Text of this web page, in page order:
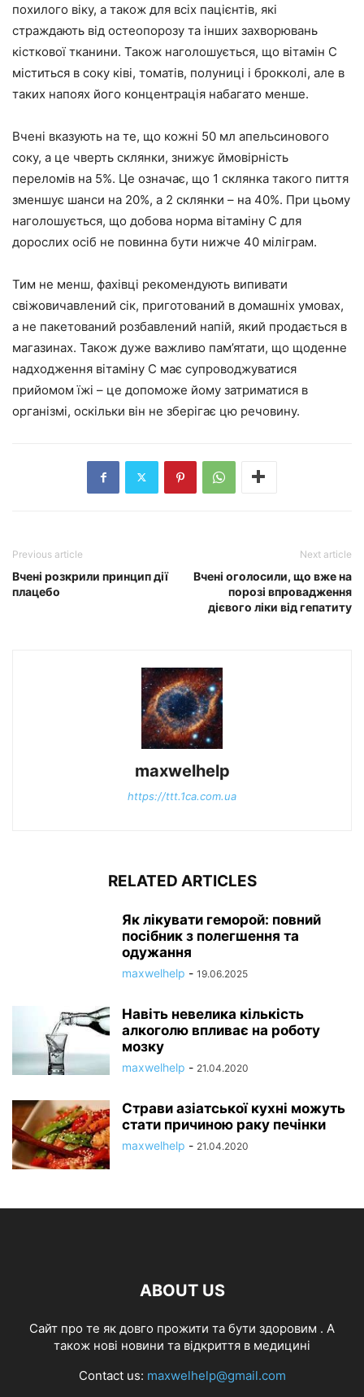
похилого віку, а також для всіх пацієнтів, які
страждають від остеопорозу та інших захворювань
кісткової тканини. Також наголошується, що вітамін С
міститься в соку ківі, томатів, полуниці і брокколі, але в
таких напоях його концентрація набагато менше.
Вчені вказують на те, що кожні 50 мл апельсинового
соку, а це чверть склянки, знижує ймовірність
переломів на 5%. Це означає, що 1 склянка такого пиття
зменшує шанси на 20%, а 2 склянки – на 40%. При цьому
наголошується, що добова норма вітаміну С для
дорослих осіб не повинна бути нижче 40 міліграм.
Тим не менш, фахівці рекомендують випивати
свіжовичавлений сік, приготований в домашніх умовах,
а не пакетований розбавлений напій, який продається в
магазинах. Також дуже важливо пам’ятати, що щоденне
надходження вітаміну С має супроводжуватися
прийомом їжі – це допоможе йому затриматися в
організмі, оскільки він не зберігає цю речовину.
Previous article
Вчені розкрили принцип дії
плацебо
Next article
Вчені оголосили, що вже на
порозі впровадження
дієвого ліки від гепатиту
maxwelhelp
https://ttt.1ca.com.ua
RELATED ARTICLES
Як лікувати геморой: повний
посібник з полегшення та
одужання
maxwelhelp - 19.06.2025
Навіть невелика кількість
алкоголю впливає на роботу
мозку
maxwelhelp - 21.04.2020
Страви азіатської кухні можуть
стати причиною раку печінки
maxwelhelp - 21.04.2020
ABOUT US
Cайт про те як довго прожити та бути здоровим . А
також нові новини та відкриття в медицині
Contact us: maxwelhelp@gmail.com